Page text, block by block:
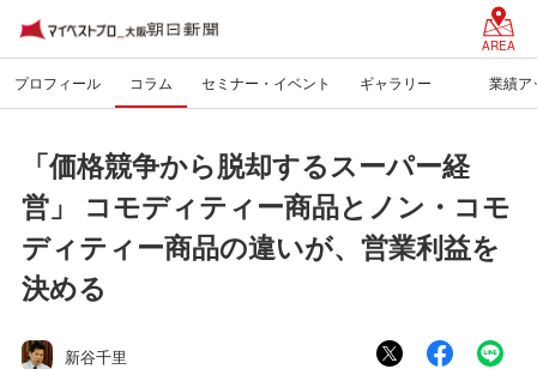
AREA
プロフィール コラム セミナー・イベント ギャラリー 業績ア
「価格競争から脱却するスーパー経
営」 コモディティー商品とノン・コモ
ディティー商品の違いが、営業利益を
決める
新谷千里